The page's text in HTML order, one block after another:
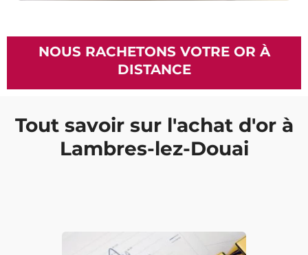
NOUS RACHETONS VOTRE OR À
DISTANCE
Tout savoir sur l'achat d'or à
Lambres-lez-Douai